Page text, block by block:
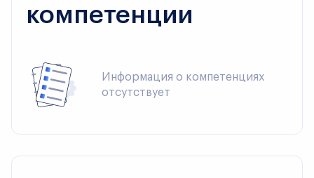
компетенции
Информация о компетенциях
отсутствует